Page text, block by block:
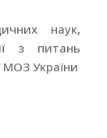
наук,
з питань
МОЗ України